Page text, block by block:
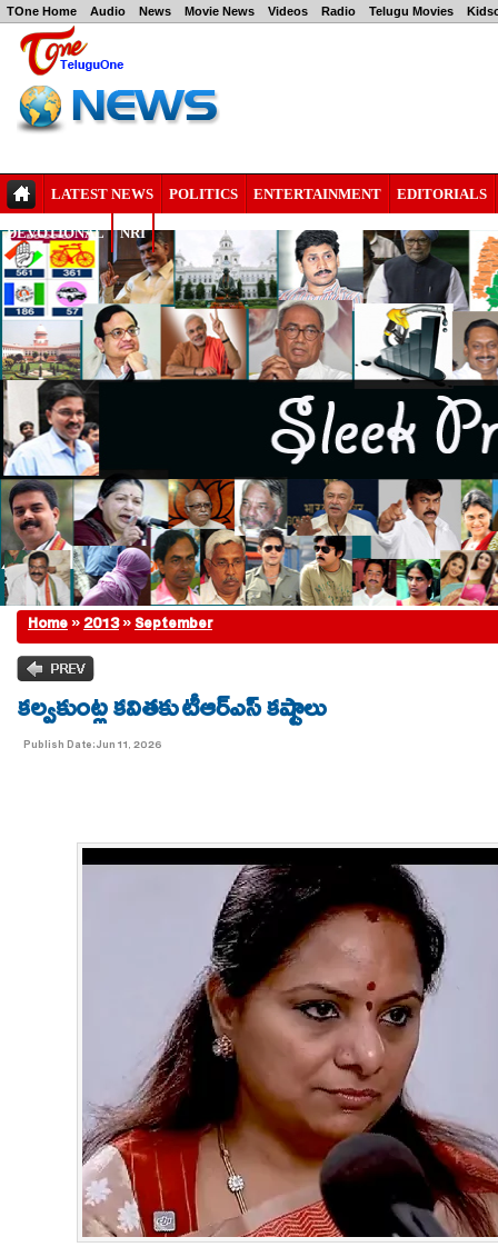
TOne Home Audio News Movie News Videos Radio Telugu Movies
LATEST NEWS POLITICS ENTERTAINMENT EDITORIALS
DEVOTIONAL NRI
Home»2013»September
కల్వకుంట్ల కవితకు టీఆర్ఎస్ కష్టాలు
Publish Date:Jun 11, 2026